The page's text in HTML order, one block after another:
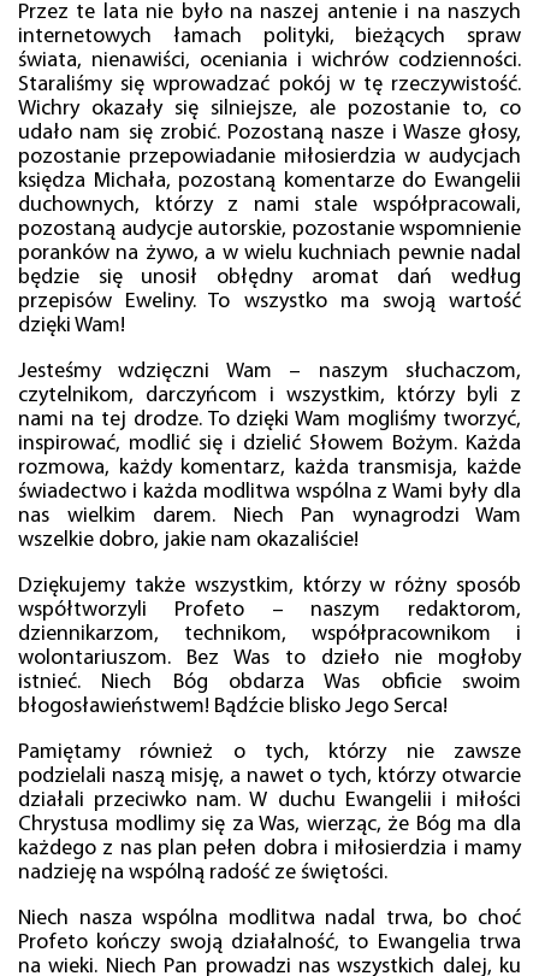
Przez te lata nie było na naszej antenie i na naszych
internetowych łamach polityki, bieżących spraw
świata, nienawiści, oceniania i wichrów codzienności.
Staraliśmy się wprowadzać pokój w tę rzeczywistość.
Wichry okazały się silniejsze, ale pozostanie to, co
udało nam się zrobić. Pozostaną nasze i Wasze głosy,
pozostanie przepowiadanie miłosierdzia w audycjach
księdza Michała, pozostaną komentarze do Ewangelii
duchownych, którzy z nami stale współpracowali,
pozostaną audycje autorskie, pozostanie wspomnienie
poranków na żywo, a w wielu kuchniach pewnie nadal
będzie się unosił obłędny aromat dań według
przepisów Eweliny. To wszystko ma swoją wartość
dzięki Wam!
Jesteśmy wdzięczni Wam – naszym słuchaczom,
czytelnikom, darczyńcom i wszystkim, którzy byli z
nami na tej drodze. To dzięki Wam mogliśmy tworzyć,
inspirować, modlić się i dzielić Słowem Bożym. Każda
rozmowa, każdy komentarz, każda transmisja, każde
świadectwo i każda modlitwa wspólna z Wami były dla
nas wielkim darem. Niech Pan wynagrodzi Wam
wszelkie dobro, jakie nam okazaliście!
Dziękujemy także wszystkim, którzy w różny sposób
współtworzyli Profeto – naszym redaktorom,
dziennikarzom, technikom, współpracownikom i
wolontariuszom. Bez Was to dzieło nie mogłoby
istnieć. Niech Bóg obdarza Was obficie swoim
błogosławieństwem! Bądźcie blisko Jego Serca!
Pamiętamy również o tych, którzy nie zawsze
podzielali naszą misję, a nawet o tych, którzy otwarcie
działali przeciwko nam. W duchu Ewangelii i miłości
Chrystusa modlimy się za Was, wierząc, że Bóg ma dla
każdego z nas plan pełen dobra i miłosierdzia i mamy
nadzieję na wspólną radość ze świętości.
Niech nasza wspólna modlitwa nadal trwa, bo choć
Profeto kończy swoją działalność, to Ewangelia trwa
na wieki. Niech Pan prowadzi nas wszystkich dalej, ku